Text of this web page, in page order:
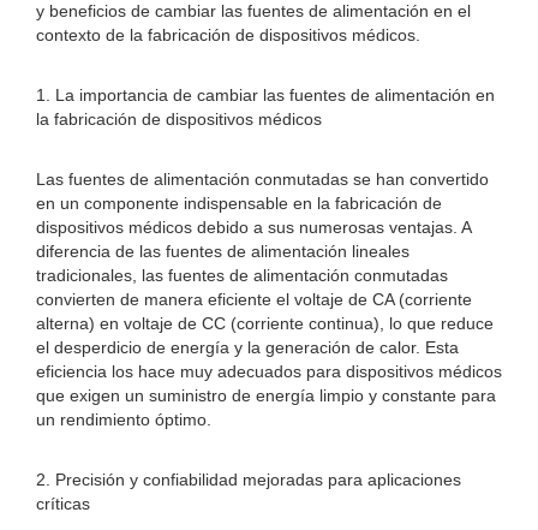
y beneficios de cambiar las fuentes de alimentación en el
contexto de la fabricación de dispositivos médicos.
1. La importancia de cambiar las fuentes de alimentación en
la fabricación de dispositivos médicos
Las fuentes de alimentación conmutadas se han convertido
en un componente indispensable en la fabricación de
dispositivos médicos debido a sus numerosas ventajas. A
diferencia de las fuentes de alimentación lineales
tradicionales, las fuentes de alimentación conmutadas
convierten de manera eficiente el voltaje de CA (corriente
alterna) en voltaje de CC (corriente continua), lo que reduce
el desperdicio de energía y la generación de calor. Esta
eficiencia los hace muy adecuados para dispositivos médicos
que exigen un suministro de energía limpio y constante para
un rendimiento óptimo.
2. Precisión y confiabilidad mejoradas para aplicaciones
críticas